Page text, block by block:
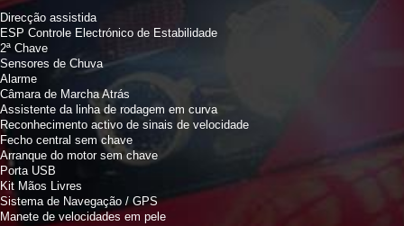
Direcção assistida
ESP Controle Electrónico de Estabilidade
2ª Chave
Sensores de Chuva
Alarme
Câmara de Marcha Atrás
Assistente da linha de rodagem em curva
Reconhecimento activo de sinais de velocidade
Fecho central sem chave
Arranque do motor sem chave
Porta USB
Kit Mãos Livres
Sistema de Navegação / GPS
Manete de velocidades em pele